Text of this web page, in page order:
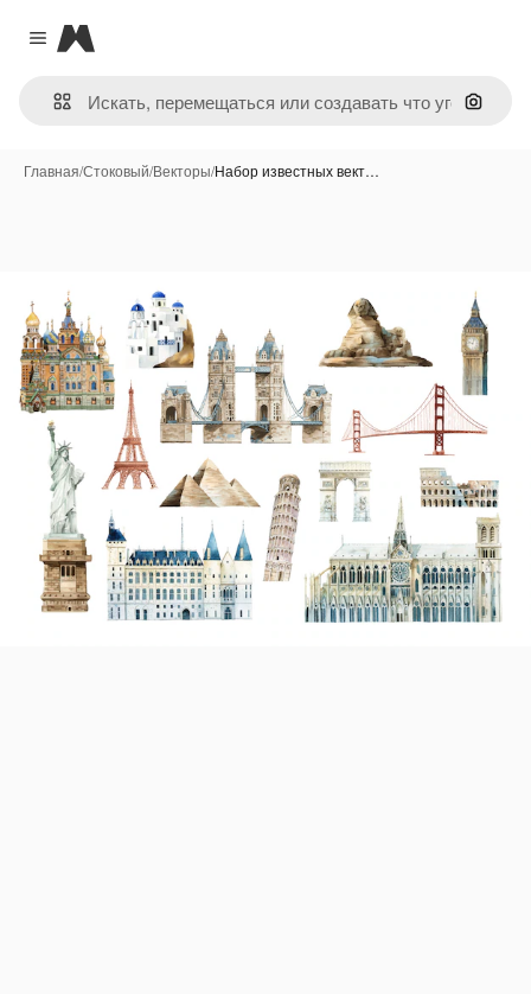
Close menu
Magnific
Поиск
Главная/Стоковый/Векторы/Набор известных вект…